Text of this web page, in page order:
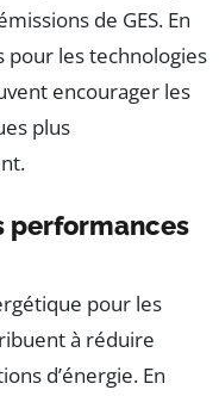
de GES. En
pour les technologies
encourager les
plus
performances
pour les
à réduire
d’énergie. En